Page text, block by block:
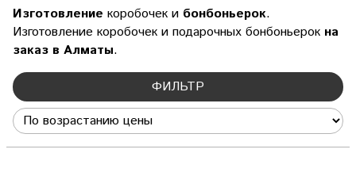
Изготовление коробочек и бонбоньерок.
Изготовление коробочек и подарочных бонбоньерок на
заказ в Алматы.
ФИЛЬТР